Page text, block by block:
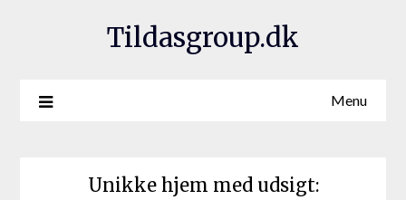
Tildasgroup.dk
Menu
Unikke hjem med udsigt: